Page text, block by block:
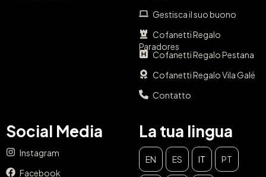
Gestisca il suo buono
Cofanetti Regalo
Paradores
Cofanetti Regalo Pestana
Cofanetti Regalo Vila Galé
Contatto
Social Media
Instagram
Facebook
La tua lingua
EN ES IT PT